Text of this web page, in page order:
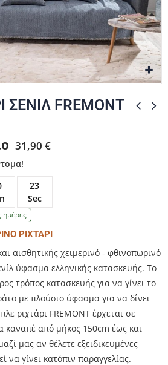
FREMONT
31,90 €
23
Sec
ημέρες
ΡΙΧΤΑΡΙ
αισθητικής χειμερινό - φθινοπωρινό
ύφασμα ελληνικής κατασκευής. Το
τρόπος κατασκευής για να γίνει το
με πλούσιο ύφασμα για να δίνει
ριχτάρι FREMONT έρχεται σε
καναπέ από μήκος 150cm έως και
μας αν θέλετε εξειδικευμένες
να γίνει κατόπιν παραγγελίας.